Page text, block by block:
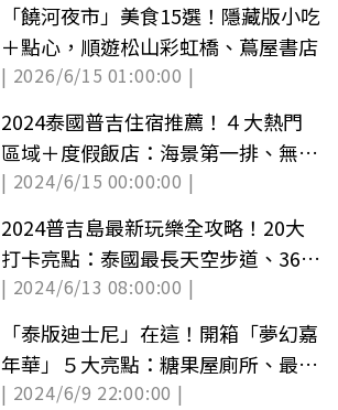
「饒河夜市」美食15選！隱藏版小吃
＋點心，順遊松山彩虹橋、蔦屋書店
| 2026/6/15 01:00:00 |
2024泰國普吉住宿推薦！４大熱門
區域＋度假飯店：海景第一排、無邊
際泳池
| 2024/6/15 00:00:00 |
2024普吉島最新玩樂全攻略！20大
打卡亮點：泰國最長天空步道、36條
噴射滑水道
| 2024/6/13 08:00:00 |
「泰版迪士尼」在這！開箱「夢幻嘉
年華」５大亮點：糖果屋廁所、最大
爆米花機
| 2024/6/9 22:00:00 |